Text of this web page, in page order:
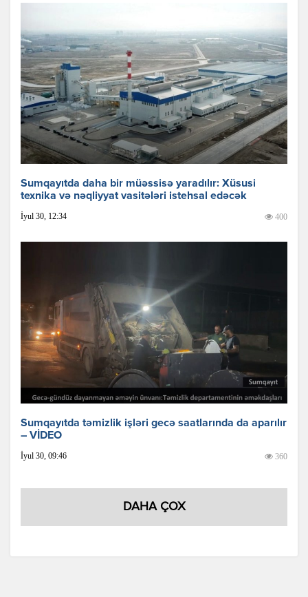
Sumqayıtda daha bir müəssisə yaradılır: Xüsusi
texnika və nəqliyyat vasitələri istehsal edəcək
İyul 30, 12:34 400
Sumqayıtda təmizlik işləri gecə saatlarında da aparılır
– VİDEO
İyul 30, 09:46 360
DAHA ÇOX